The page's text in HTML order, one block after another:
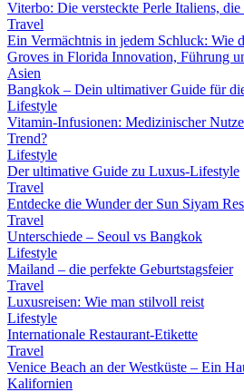
Viterbo: Die versteckte Perle Italiens, die
Travel
Ein Vermächtnis in jedem Schluck: Wie
Groves in Florida Innovation, Führung
Asien
Bangkok – Dein ultimativer Guide für
Lifestyle
Vitamin-Infusionen: Medizinischer
Trend?
Lifestyle
Der ultimative Guide zu Luxus-Lifestyle
Travel
Entdecke die Wunder der Sun Siyam
Travel
Unterschiede – Seoul vs Bangkok
Lifestyle
Mailand – die perfekte Geburtstagsfeier
Travel
Luxusreisen: Wie man stilvoll reist
Lifestyle
Internationale Restaurant-Etikette
Travel
Venice Beach an der Westküste – Ein
Kalifornien